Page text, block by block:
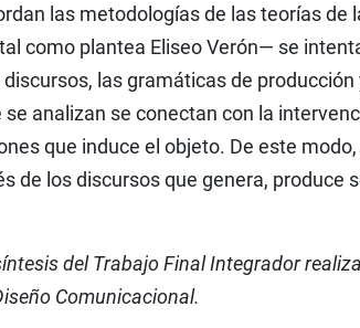
las metodologías de las teorías de
como plantea Eliseo Verón— se
las gramáticas de
analizan se conectan con la
que induce el objeto. De este
de los discursos que genera, produce
del Trabajo Final Integrador
Comunicacional.